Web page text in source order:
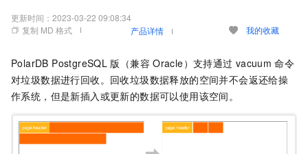
更新时间： 2023-03-22 09:08:34
复制 MD 格式
产品详情 我的收藏
PolarDB PostgreSQL 版（兼容 Oracle） 支持通过 vacuum 命令
对垃圾数据进行回收。回收垃圾数据释放的空间并不会返还给操
作系统，但是新插入或更新的数据可以使用该空间。